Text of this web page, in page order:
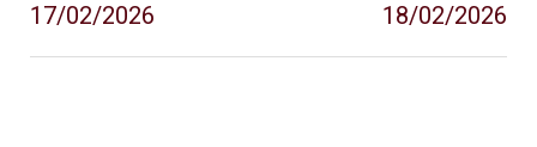
17/02/2026
18/02/2026